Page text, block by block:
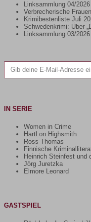
Linksammlung 04/2026
Verbrecherische
Krimibestenliste Juli
Schwedenkrimi: Über
Linksammlung 03/2026
Gib deine E-Mail-Adresse ein ...
IN SERIE
Women in Crime
Hartl on Highsmith
Ross Thomas
Finnische
Heinrich Steinfest und
Jörg Juretzka
Elmore Leonard
GASTSPIEL